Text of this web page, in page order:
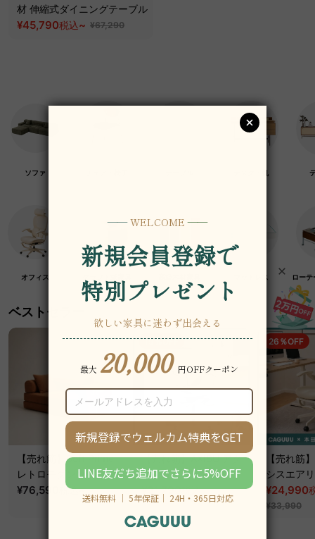
材 伸縮式ダイニングテーブル
¥45,790税込~ ¥67,290
ソファ デスク・机
オフィス マットレス ロー
ベストセラー
【売れ筋】Soft Prime
レトロモダンソファベ
ッド｜20色以上から選
べるコーデュロイ
¥76,590 税込~
19％OFF
【売れ筋】AXISU アク
シスコアライトオフィ
スチェア
¥31,790税込 ¥39,290
26％OFF
【売れ筋
シスエア
フィスチ
¥24,990
¥33,990